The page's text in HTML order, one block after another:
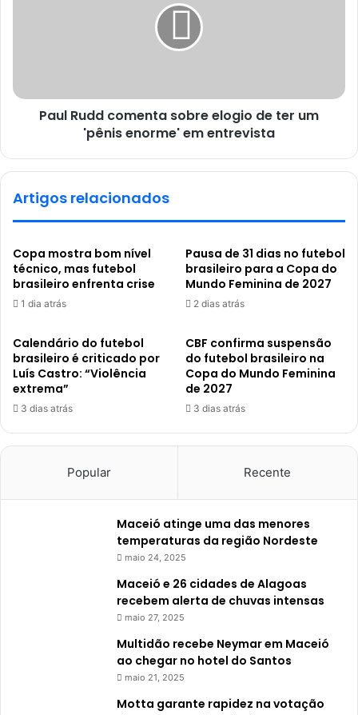
Paul Rudd comenta sobre elogio de ter um
'pênis enorme' em entrevista
Artigos relacionados
Copa mostra bom nível
técnico, mas futebol
brasileiro enfrenta crise
1 dia atrás
Pausa de 31 dias no futebol
brasileiro para a Copa do
Mundo Feminina de 2027
2 dias atrás
Calendário do futebol
brasileiro é criticado por
Luís Castro: “Violência
extrema”
3 dias atrás
CBF confirma suspensão
do futebol brasileiro na
Copa do Mundo Feminina
de 2027
3 dias atrás
Popular Recente
Maceió atinge uma das menores
temperaturas da região Nordeste
maio 24, 2025
Maceió e 26 cidades de Alagoas
recebem alerta de chuvas intensas
maio 27, 2025
Multidão recebe Neymar em Maceió
ao chegar no hotel do Santos
maio 21, 2025
Motta garante rapidez na votação